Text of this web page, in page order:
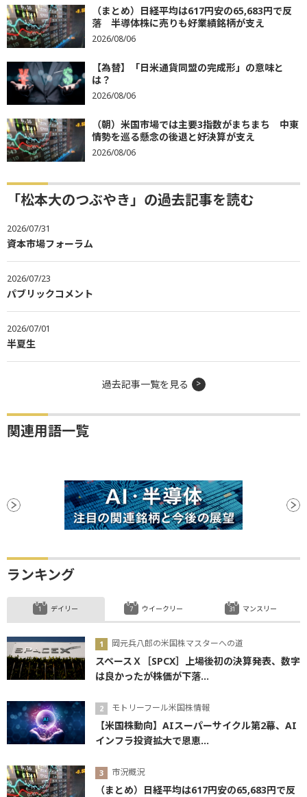
（まとめ）日経平均は617円安の65,683円で反
落 半導体株に売りも好業績銘柄が支え
2026/08/06
【為替】「日米通貨同盟の完成形」の意味と
は？
2026/08/06
（朝）米国市場では主要3指数がまちまち 中東
情勢を巡る懸念の後退と好決算が支え
2026/08/06
「松本大のつぶやき」の過去記事を読む
2026/07/31
資本市場フォーラム
2026/07/23
パブリックコメント
2026/07/01
半夏生
過去記事一覧を見る
関連用語一覧
ランキング
デイリー
岡元兵八郎の米国株マスターへの道
スペースＸ［SPCX］上場後初の決算発表、数字
は良かったが株価が下落...
モトリーフール米国株情報
【米国株動向】AIスーパーサイクル第2幕、AI
インフラ投資拡大で恩恵...
市況概況
（まとめ）日経平均は617円安の65,683円で反
ウイークリー マンスリー